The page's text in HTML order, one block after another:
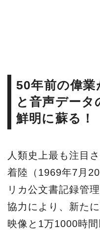
50年前の偉業
と音声デー
鮮明に蘇る！
人類史上最も注目
着陸（1969年7月
リカ公文書記録管
協力により、新た
映像と1万1000時